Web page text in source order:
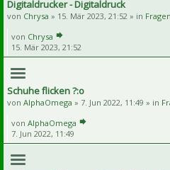
Digitaldrucker - Digitaldruck
von Chrysa » 15. Mär 2023, 21:52 » in
von Chrysa
15. Mär 2023, 21:52
Schuhe flicken ?:o
von AlphaOmega » 7. Jun 2022, 11:49 » in
von AlphaOmega
7. Jun 2022, 11:49